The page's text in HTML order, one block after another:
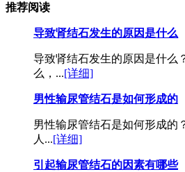
推荐阅读
导致肾结石发生的原因是什么
导致肾结石发生的原因是什么
么，...[详细]
男性输尿管结石是如何形成的
男性输尿管结石是如何形成的
人...[详细]
引起输尿管结石的因素有哪些